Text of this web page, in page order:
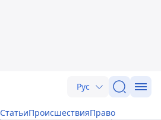
Рус
СтатьиПроисшествияПраво